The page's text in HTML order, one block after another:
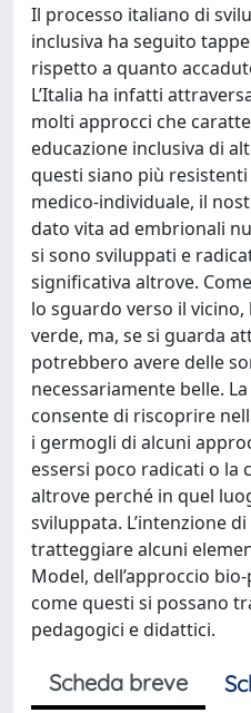
Il processo italiano di
inclusiva ha seguito
rispetto a quanto
L’Italia ha infatti
molti approcci che
educazione inclusiva di
questi siano più
medico-individuale, il
dato vita ad embrionali
si sono sviluppati e
significativa altrove.
lo sguardo verso il vicino,
verde, ma, se si guarda
potrebbero avere delle
necessariamente belle.
consente di riscoprire
i germogli di alcuni
essersi poco radicati o la
altrove perché in quel
sviluppata. L’intenzione
tratteggiare alcuni
Model, dell’approccio bio-
come questi si possano
pedagogici e didattici.
Scheda breve